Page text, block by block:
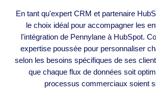
En tant qu'expert CRM et partenaire
le choix idéal pour accompagner les
l'intégration de Pennylane à HubSpot.
expertise poussée pour personnaliser
selon les besoins spécifiques de ses
que chaque flux de données soit
processus commerciaux soient